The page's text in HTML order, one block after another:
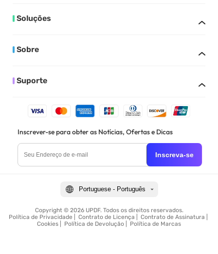
Soluções
Sobre
Suporte
Inscrever-se para obter as Notícias, Ofertas e Dicas
Inscreva-se
Portuguese - Português
Copyright © 2026 UPDF. Todos os direitos reservados.
Política de Privacidade
Contrato de Licença Contrato de Assinatura
Cookies
Política de Devolução Política de Marcas